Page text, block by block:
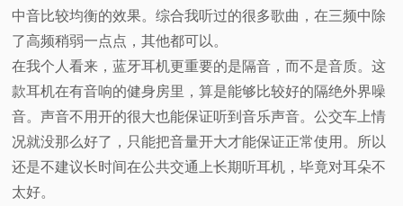
中音比较均衡的效果。综合我听过的很多歌曲，在三频中除
了高频稍弱一点点，其他都可以。
在我个人看来，蓝牙耳机更重要的是隔音，而不是音质。这
款耳机在有音响的健身房里，算是能够比较好的隔绝外界噪
音。声音不用开的很大也能保证听到音乐声音。公交车上情
况就没那么好了，只能把音量开大才能保证正常使用。所以
还是不建议长时间在公共交通上长期听耳机，毕竟对耳朵不
太好。